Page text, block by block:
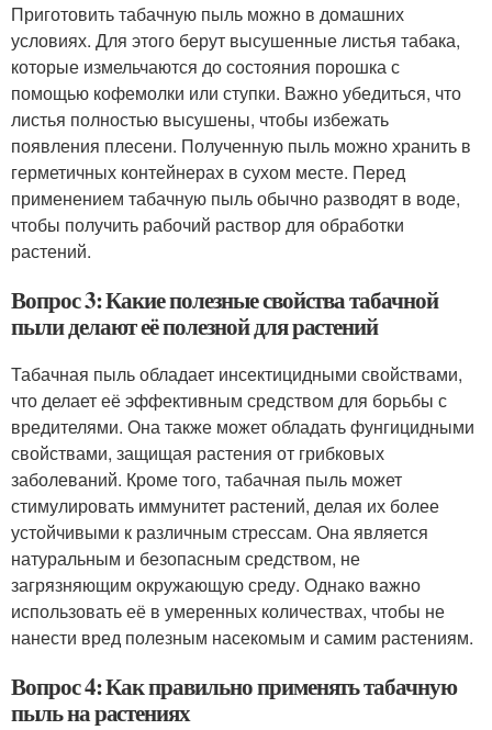
Приготовить табачную пыль можно в домашних
условиях. Для этого берут высушенные листья табака,
которые измельчаются до состояния порошка с
помощью кофемолки или ступки. Важно убедиться, что
листья полностью высушены, чтобы избежать
появления плесени. Полученную пыль можно хранить в
герметичных контейнерах в сухом месте. Перед
применением табачную пыль обычно разводят в воде,
чтобы получить рабочий раствор для обработки
растений.
Вопрос 3: Какие полезные свойства табачной
пыли делают её полезной для растений
Табачная пыль обладает инсектицидными свойствами,
что делает её эффективным средством для борьбы с
вредителями. Она также может обладать фунгицидными
свойствами, защищая растения от грибковых
заболеваний. Кроме того, табачная пыль может
стимулировать иммунитет растений, делая их более
устойчивыми к различным стрессам. Она является
натуральным и безопасным средством, не
загрязняющим окружающую среду. Однако важно
использовать её в умеренных количествах, чтобы не
нанести вред полезным насекомым и самим растениям.
Вопрос 4: Как правильно применять табачную
пыль на растениях